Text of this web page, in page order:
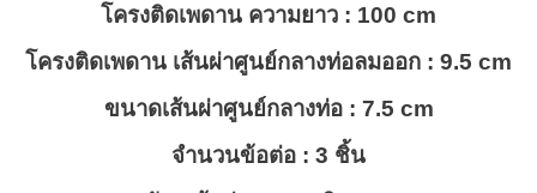
โครงติดเพดาน ความยาว : 100 cm
โครงติดเพดาน เส้นผ่าศูนย์กลางท่อลมออก : 9.5 cm
ขนาดเส้นผ่าศูนย์กลางท่อ : 7.5 cm
จำนวนข้อต่อ : 3 ชิ้น